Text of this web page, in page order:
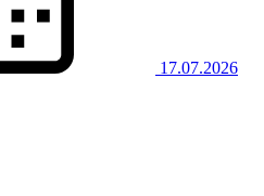
17.07.2026